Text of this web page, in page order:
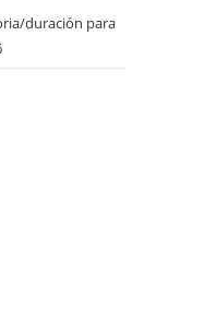
duración para